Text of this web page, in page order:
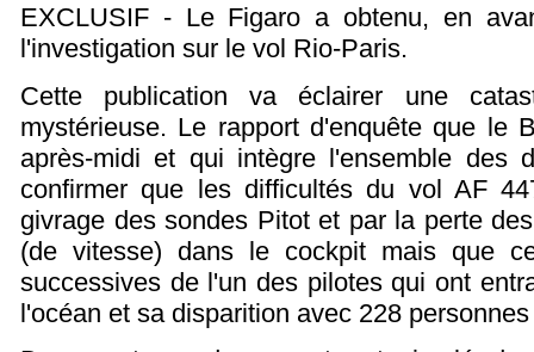
EXCLUSIF - Le Figaro a obtenu, en
l'investigation sur le vol Rio-Paris.
Cette publication va éclairer une
mystérieuse. Le rapport d'enquête que le
après-midi et qui intègre l'ensemble des
confirmer que les difficultés du vol AF
givrage des sondes Pitot et par la perte
(de vitesse) dans le cockpit mais que
successives de l'un des pilotes qui ont
l'océan et sa disparition avec 228